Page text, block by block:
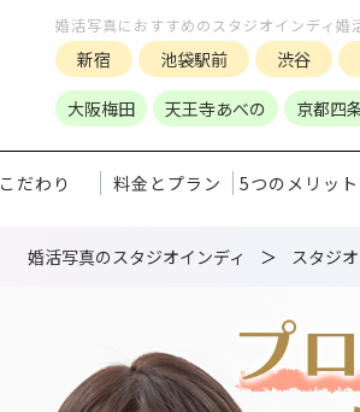
婚活写真におすすめのスタジオインディ婚
新宿 池袋駅前 渋谷
大阪梅田 天王寺あべの 京都四
こだわり 料金とプラン 5つのメリット
婚活写真のスタジオインディ スタジ